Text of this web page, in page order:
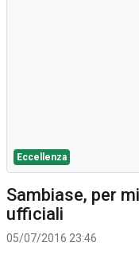
Eccellenza
Sambiase, per
ufficiali
05/07/2016 23:46